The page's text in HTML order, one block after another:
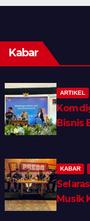
Kabar
ARTIKEL
Bisnis
KABAR
Musik